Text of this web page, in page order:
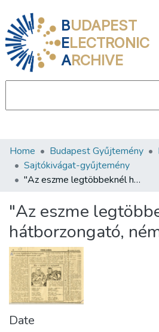
BUDAPEST
ELECTRONIC
ARCHIVE
Communities & Collections
All of DSpace
About us
Home Budapest Gyűjtemény
Sajtókivágat-gyűjtemény
"Az eszme legtöbbeknél hátborzongató, némelyeknél
"Az eszme
hátborzongató,
Date